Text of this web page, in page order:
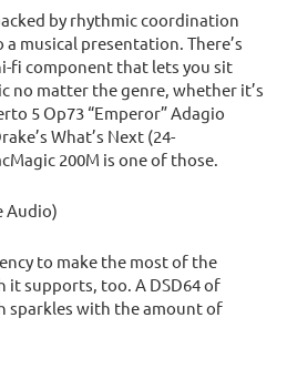
by rhythmic coordination
musical presentation. There’s
fi component that lets you sit
no matter the genre, whether it’s
5 Op73 “Emperor” Adagio
What’s Next (24-
200M is one of those.
Audio)
to make the most of the
it supports, too. A DSD64 of
sparkles with the amount of